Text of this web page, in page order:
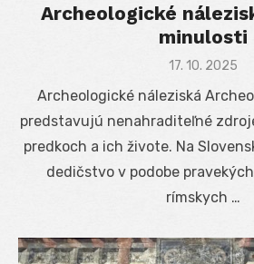
Archeologické
minulosti
Posted
17. 10. 2025
Archeologické náleziská
predstavujú nenahraditeľné
predkoch a ich živote. Na
dedičstvo v podobe
rímskych …